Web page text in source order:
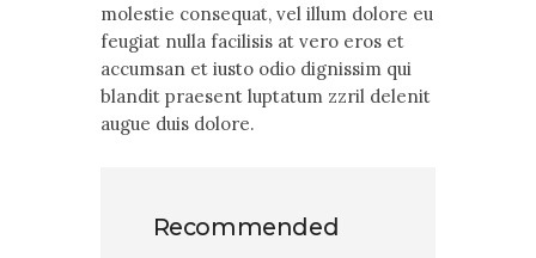
molestie consequat, vel illum dolore eu
feugiat nulla facilisis at vero eros et
accumsan et iusto odio dignissim qui
blandit praesent luptatum zzril delenit
augue duis dolore.
Recommended